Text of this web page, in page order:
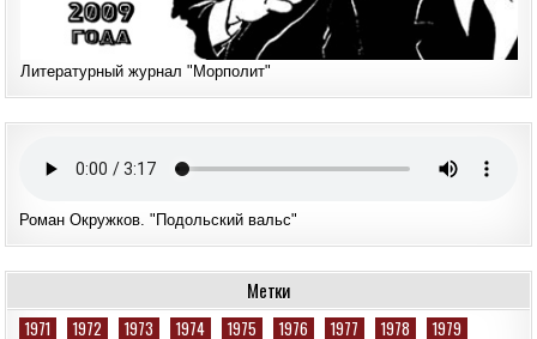
Литературный журнал "Морполит"
Роман Окружков. "Подольский вальс"
Метки
1971 1972 1973 1974 1975 1976 1977 1978 1979